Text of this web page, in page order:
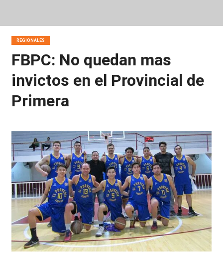
REGIONALES
FBPC: No quedan mas
invictos en el Provincial de
Primera